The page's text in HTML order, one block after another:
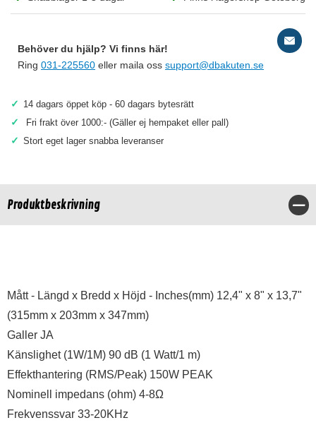
Behöver du hjälp? Vi finns här!
Ring 031-225560 eller maila oss support@dbakuten.se
✓ 14 dagars öppet köp - 60 dagars bytesrätt
✓ Fri frakt över 1000:- (Gäller ej hempaket eller pall)
✓ Stort eget lager snabba leveranser
Produktbeskrivning
Mått - Längd x Bredd x Höjd - Inches(mm) 12,4" x 8" x 13,7"
(315mm x 203mm x 347mm)
Galler JA
Känslighet (1W/1M) 90 dB (1 Watt/1 m)
Effekthantering (RMS/Peak) 150W PEAK
Nominell impedans (ohm) 4-8Ω
Frekvenssvar 33-20KHz